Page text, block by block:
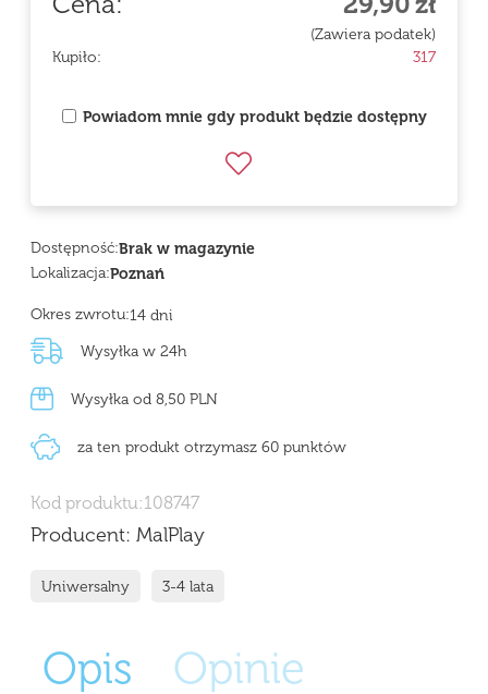
(Zawiera podatek)
Kupiło:
317
Powiadom mnie gdy produkt będzie dostępny
Dostępność:Brak w magazynie
Lokalizacja:Poznań
Okres zwrotu:14 dni
za ten produkt otrzymasz 60 punktów
Wysyłka w 24h
Wysyłka od 8,50 PLN
Kod produktu:108747
Producent: MalPlay
Uniwersalny 3-4 lata
Opis Opinie